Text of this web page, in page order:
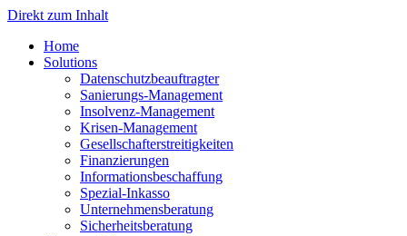
Direkt zum Inhalt
Home
Solutions
Datenschutzbeauftragter
Sanierungs-Management
Insolvenz-Management
Krisen-Management
Gesellschafterstreitigkeiten
Finanzierungen
Informationsbeschaffung
Spezial-Inkasso
Unternehmensberatung
Sicherheitsberatung